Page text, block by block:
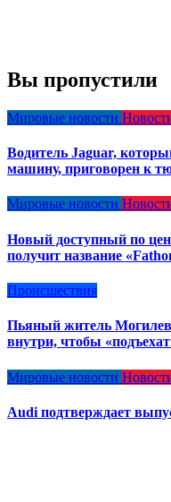
Вы пропустили
Мировые новости
Водитель Jaguar,
машину, приговорен к
Мировые новости
Новый доступный по
получит название
Происшествия
Пьяный житель
внутри, чтобы
Мировые новости
Audi подтверждает